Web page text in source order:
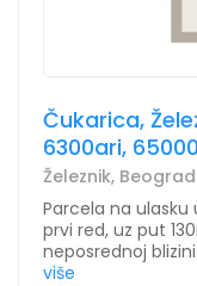
Čukarica,
6300ari,
Železnik, Beograd
Parcela na ulasku
prvi red, uz put
neposrednoj
više